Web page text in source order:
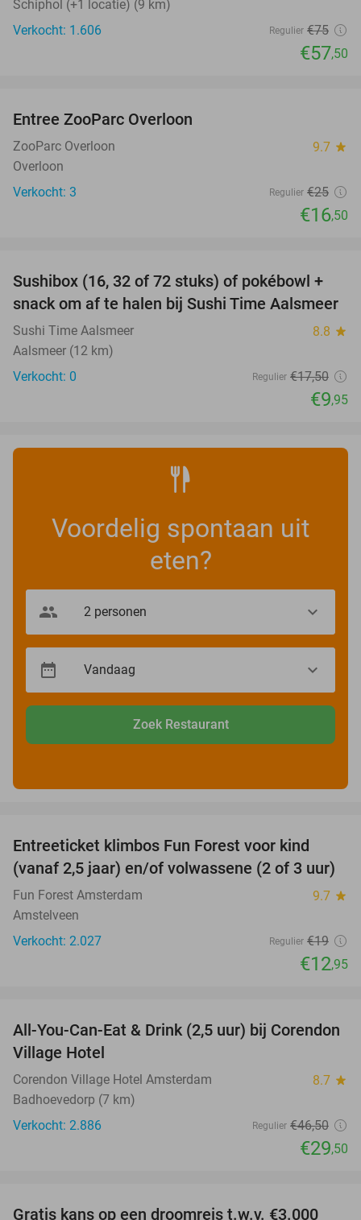
Schiphol (+1 locatie) (9 km)
Verkocht: 1.606
Regulier €75
€57,50
TODAY
Entree ZooParc Overloon
ZooParc Overloon 9.7 star
Overloon
Verkocht: 3
Regulier €25
€16,50
43%
TODAY
Sushibox (16, 32 of 72 stuks) of pokébowl +
snack om af te halen bij Sushi Time Aalsmeer
Sushi Time Aalsmeer 8.8 star
Aalsmeer (12 km)
Verkocht: 0
Regulier €17,50
€9,95
Voordelig spontaan uit
eten?
Zoek Restaurant
Entreeticket klimbos Fun Forest voor kind
(vanaf 2,5 jaar) en/of volwassene (2 of 3 uur)
Fun Forest Amsterdam 9.7 star
Amstelveen
Verkocht: 2.027
Regulier €19
€12,95
37%
All-You-Can-Eat & Drink (2,5 uur) bij Corendon
Village Hotel
Corendon Village Hotel Amsterdam 8.7 star
Badhoevedorp (7 km)
Verkocht: 2.886
Regulier €46,50
€29,50
Gratis kans op een droomreis t.w.v. €3.000